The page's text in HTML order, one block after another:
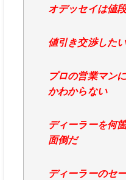
オデッセイは値
値引き交渉した
プロの営業マン
かわからない
ディーラーを何
面倒だ
ディーラーのセ